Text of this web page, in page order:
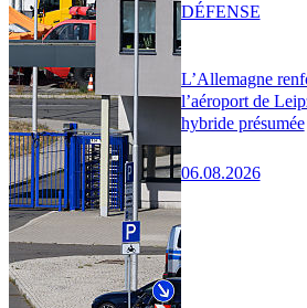
L’Allemagne
l’aéroport de
hybride présumée
06.08.2026
DÉFENSE